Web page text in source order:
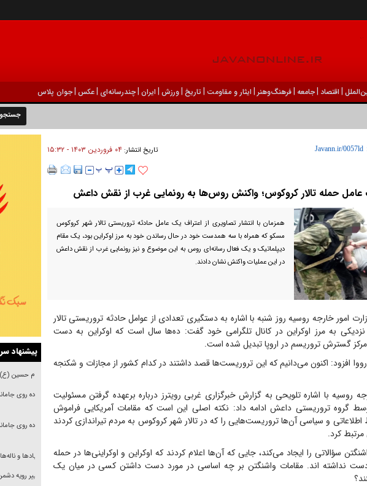
| اقتصاد |جامعه |فرهنگ‌و‌هنر | ایثار و مقاومت |تاریخ |ورزش | ايران |چندرسانه‌ای |عکس |جوان پلاس
تاریخ انتشار:۰۴ فروردين ۱۴۰۳ - ۱۵:۳۲
عامل حمله تالار کروکوس؛ واکنش روس‌ها به رونمایی غرب از نقش داعش
همزمان با انتشار تصاویری از اعتراف یک عامل حادثه تروریستی تالار شهر کروکوس
مسکو که همراه با سه همدست خود در حال رساندن خود به مرز اوکراین بود، یک مقام
دیپلماتیک و یک فعال رسانه‌ای روس به این موضوع و نیز رونمایی غرب از نقش داعش
در این عملیات واکنش نشان دادند.
امور خارجه روسیه روز شنبه با اشاره به دستگیری تعدادی از عوامل حادثه تروریستی تالار
به مرز اوکراین در کانال تلگرامی خود گفت: ده‌ها سال است که اوکراین به دست
مرکز گسترش تروریسم در اروپا تبدیل شده است.
افزود: اکنون می‌دانیم که این تروریست‌ها قصد داشتند در کدام کشور از مجازات و شکنجه
روسیه با اشاره تلویحی به گزارش خبرگزاری غربی رویترز درباره برعهده گرفتن مسئولیت
گروه تروریستی داعش ادامه داد: نکته اصلی این است که مقامات آمریکایی فراموش
و سیاسی آن‌ها تروریست‌هایی را که در تالار شهر کروکوس به مردم تیراندازی کردند
کرد.
سؤالاتی را ایجاد می‌کند، جایی که آن‌ها اعلام کردند که اوکراین و اوکراینی‌ها در حمله
نداشته اند. مقامات واشنگتن بر چه اساسی در مورد دست داشتن کسی در میان یک
پیشنهاد
امام حسین
پیاده روی
پیاده روی
فریاد‌ها و
تغییر رویه